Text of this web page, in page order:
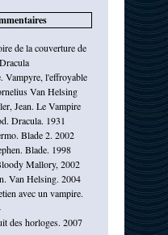
de la couverture de
Vampyre, l'effroyable
Van Helsing
Jean. Le Vampire
Dracula. 1931
Blade 2. 2002
Blade. 1998
Mallory, 2002
Van Helsing. 2004
avec un vampire.
des horloges. 2007